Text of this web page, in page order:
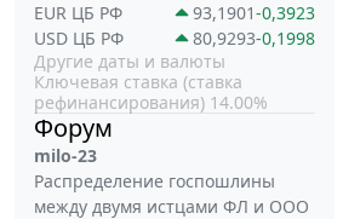
EUR ЦБ РФ
93,1901-0,3923
USD ЦБ РФ
80,9293-0,1998
Другие даты и валюты
Ключевая ставка (ставка
рефинансирования) 14.00%
Форум
milo-23
Распределение госпошлины
между двумя истцами ФЛ и ООО